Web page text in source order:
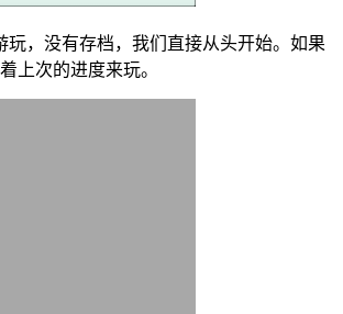
玩，没有存档，我们直接从头开始。如果
上次的进度来玩。